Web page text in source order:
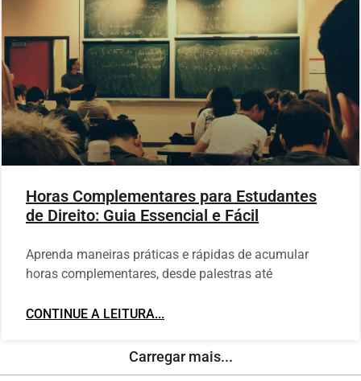
Horas Complementares para Estudantes
de Direito: Guia Essencial e Fácil
Aprenda maneiras práticas e rápidas de acumular
horas complementares, desde palestras até
CONTINUE A LEITURA...
Carregar mais...